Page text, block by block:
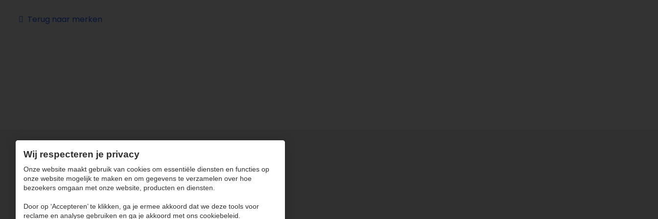
Terug naar merken
Wij respecteren je privacy
Onze website maakt gebruik van cookies om essentiële diensten en functies op
onze website mogelijk te maken en om gegevens te verzamelen over hoe
bezoekers omgaan met onze website, producten en diensten.
Door op ‘Accepteren’ te klikken, ga je ermee akkoord dat we deze tools voor
reclame en analyse gebruiken en ga je akkoord met ons cookiebeleid.